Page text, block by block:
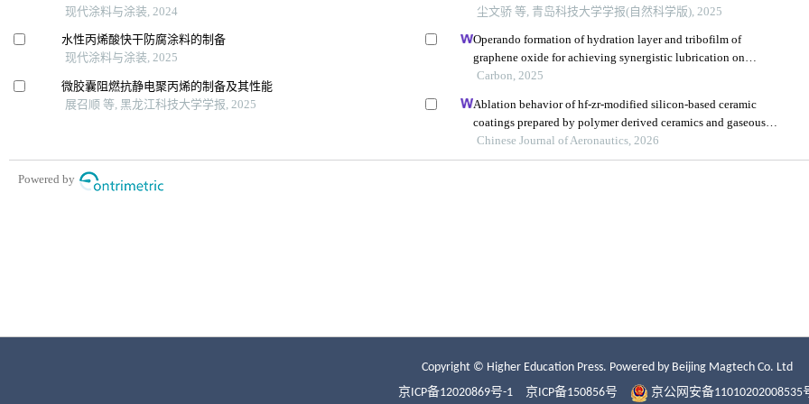
Copyright © Higher Education Press. Powered by Beijing Magtech Co. Ltd
京ICP备12020869号-1
京ICP备150856号 京公网安备11010202008535